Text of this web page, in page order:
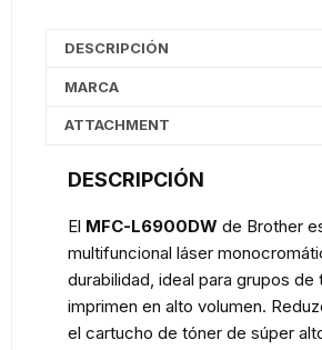
DESCRIPCIÓN
MARCA
ATTACHMENT
DESCRIPCIÓN
El MFC-L6900DW de Brother
multifuncional láser
durabilidad, ideal para grupos de
imprimen en alto volumen.
el cartucho de tóner de súper